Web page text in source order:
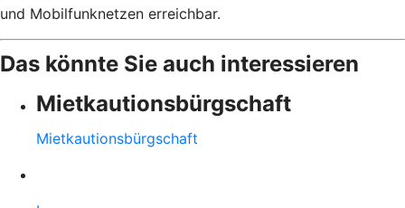
und Mobilfunknetzen erreichbar.
Das könnte Sie auch interessieren
Mietkautionsbürgschaft
Mietkautionsbürgschaft